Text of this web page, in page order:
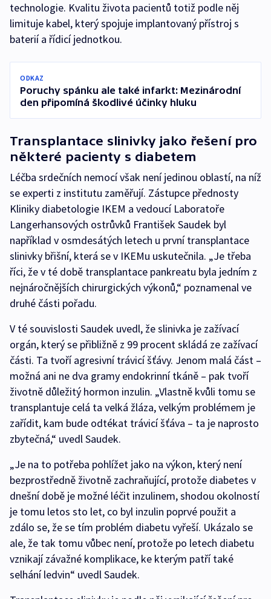
technologie. Kvalitu života pacientů totiž podle něj
limituje kabel, který spojuje implantovaný přístroj s
baterií a řídicí jednotkou.
ODKAZ
Poruchy spánku ale také infarkt: Mezinárodní
den připomíná škodlivé účinky hluku
Transplantace slinivky jako řešení pro
některé pacienty s diabetem
Léčba srdečních nemocí však není jedinou oblastí, na níž
se experti z institutu zaměřují. Zástupce přednosty
Kliniky diabetologie IKEM a vedoucí Laboratoře
Langerhansových ostrůvků František Saudek byl
například v osmdesátých letech u první transplantace
slinivky břišní, která se v IKEMu uskutečnila. „Je třeba
říci, že v té době transplantace pankreatu byla jedním z
nejnáročnějších chirurgických výkonů,“ poznamenal ve
druhé části pořadu.
V té souvislosti Saudek uvedl, že slinivka je zažívací
orgán, který se přibližně z 99 procent skládá ze zažívací
části. Ta tvoří agresivní trávicí šťávy. Jenom malá část –
možná ani ne dva gramy endokrinní tkáně – pak tvoří
životně důležitý hormon inzulin. „Vlastně kvůli tomu se
transplantuje celá ta velká žláza, velkým problémem je
zařídit, kam bude odtékat trávicí šťáva – ta je naprosto
zbytečná,“ uvedl Saudek.
„Je na to potřeba pohlížet jako na výkon, který není
bezprostředně životně zachraňující, protože diabetes v
dnešní době je možné léčit inzulinem, shodou okolností
je tomu letos sto let, co byl inzulin poprvé použit a
zdálo se, že se tím problém diabetu vyřeší. Ukázalo se
ale, že tak tomu vůbec není, protože po letech diabetu
vznikají závažné komplikace, ke kterým patří také
selhání ledvin“ uvedl Saudek.